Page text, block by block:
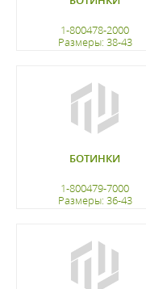
1-800478-2000
Размеры: 38-43
БОТИНКИ
1-800479-7000
Размеры: 36-43